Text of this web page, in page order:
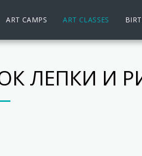
ART CAMPS ART CLASSES
ЛЕПКИ И